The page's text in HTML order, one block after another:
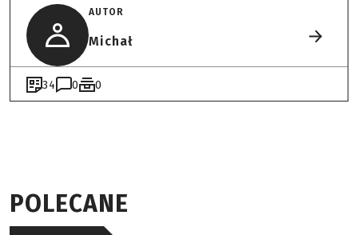
AUTOR
Michał
34 0 0
POLECANE